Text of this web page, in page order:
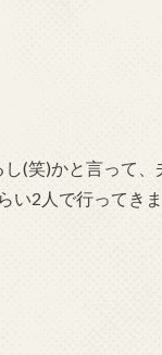
(笑)かと言って、
い2人で行ってき